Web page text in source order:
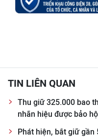
E-Magazine
Media Kinh tế
Media Văn hóa
TIN LIÊN QUAN
Thu giữ 325.000 bao
nhãn hiệu được bảo hộ
Phát hiện, bắt giữ gần